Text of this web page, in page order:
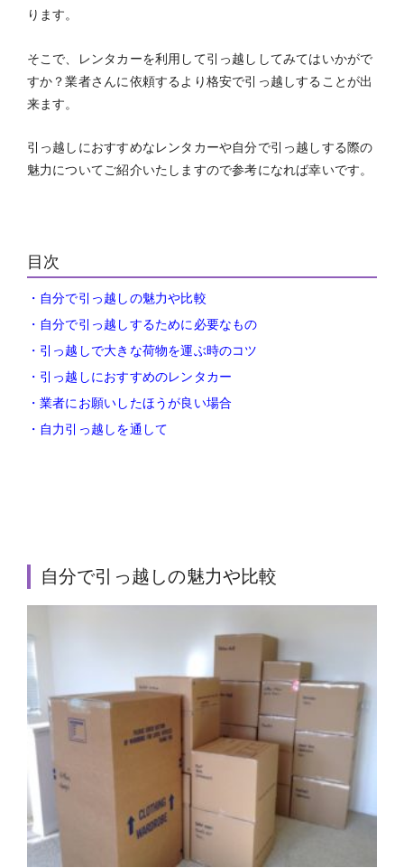
ります。
そこで、レンタカーを利用して引っ越ししてみてはいかがで
すか？業者さんに依頼するより格安で引っ越しすることが出
来ます。
引っ越しにおすすめなレンタカーや自分で引っ越しする際の
魅力についてご紹介いたしますので参考になれば幸いです。
目次
・自分で引っ越しの魅力や比較
・自分で引っ越しするために必要なもの
・引っ越しで大きな荷物を運ぶ時のコツ
・引っ越しにおすすめのレンタカー
・業者にお願いしたほうが良い場合
・自力引っ越しを通して
自分で引っ越しの魅力や比較